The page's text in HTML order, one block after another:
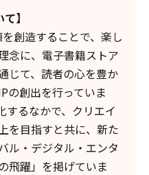
】
創造することで、楽し
念に、電子書籍ストア
じて、読者の心を豊か
の創出を行っていま
するなかで、クリエイ
を目指すと共に、新た
ル・デジタル・エンタ
飛躍」を掲げていま